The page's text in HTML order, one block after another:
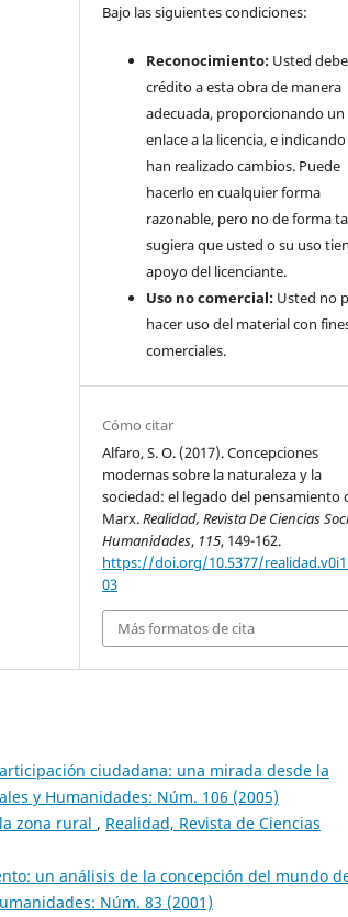
Bajo las siguientes condiciones:
Reconocimiento: Usted
crédito a esta obra de manera
adecuada, proporcionando un
enlace a la licencia, e indicando
han realizado cambios. Puede
hacerlo en cualquier forma
razonable, pero no de forma
sugiera que usted o su uso
apoyo del licenciante.
Uso no comercial: Usted no
hacer uso del material con
comerciales.
Cómo citar
Alfaro, S. O. (2017). Concepciones
modernas sobre la naturaleza y la
sociedad: el legado del pensamiento
Marx.Realidad, Revista De Ciencias
Humanidades, 115, 149-162.
https://doi.org/10.5377/
03
Más formatos de cita
ciudadana: una mirada desde la
y Humanidades: Núm. 106 (2005)
zona rural , Realidad, Revista de Ciencias
un análisis de la concepción del mundo
Núm. 83 (2001)